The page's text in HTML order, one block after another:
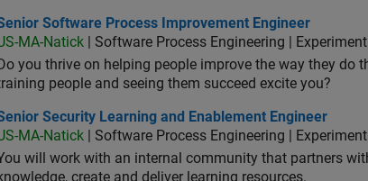
Software Process Improvement Engineer
Software Process Improvement Engineer
MA-Natick | Software Process Engineering |
Do you thrive on helping people improve the way they do
people and seeing them succeed excite you?
Security Learning and Enablement Engineer
Security Learning and Enablement Engineer
MA-Natick | Software Process Engineering |
will work with an internal community that partners
create and deliver learning resources.